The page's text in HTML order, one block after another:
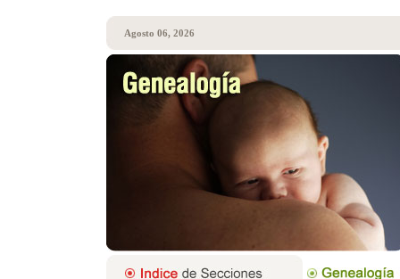
Agosto 06, 2026